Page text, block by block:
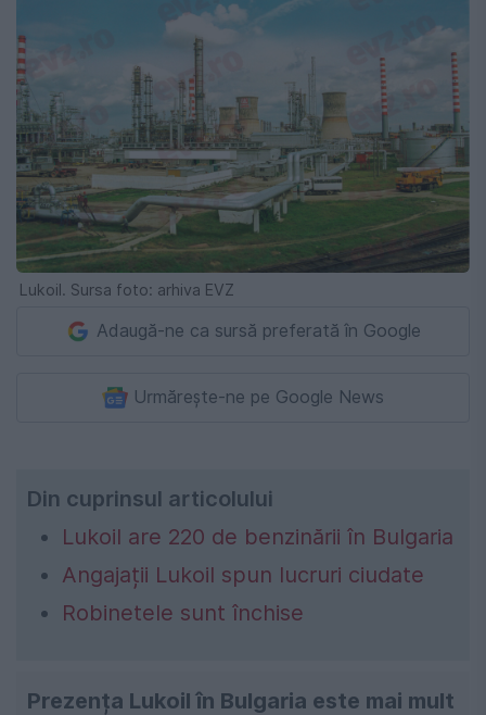
Lukoil. Sursa foto: arhiva EVZ
Adaugă-ne ca sursă preferată în Google
Urmărește-ne pe Google News
Din cuprinsul articolului
Lukoil are 220 de benzinării în Bulgaria
Angajații Lukoil spun lucruri ciudate
Robinetele sunt închise
Prezența Lukoil în Bulgaria este mai mult